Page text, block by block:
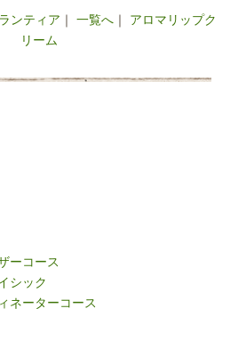
ンティア 一覧へ｜ アロマリップク
リーム
ーコース
シック
ネーターコース